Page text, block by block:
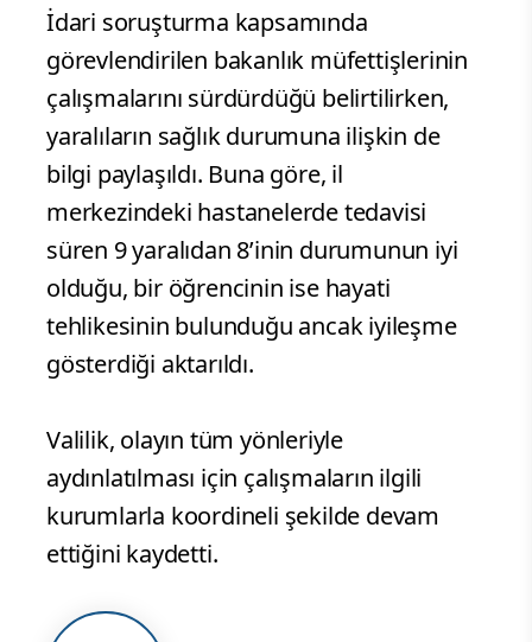
İdari soruşturma kapsamında
görevlendirilen bakanlık müfettişlerinin
çalışmalarını sürdürdüğü belirtilirken,
yaralıların sağlık durumuna ilişkin de
bilgi paylaşıldı. Buna göre, il
merkezindeki hastanelerde tedavisi
süren 9 yaralıdan 8’inin durumunun iyi
olduğu, bir öğrencinin ise hayati
tehlikesinin bulunduğu ancak iyileşme
gösterdiği aktarıldı.
Valilik, olayın tüm yönleriyle
aydınlatılması için çalışmaların ilgili
kurumlarla koordineli şekilde devam
ettiğini kaydetti.